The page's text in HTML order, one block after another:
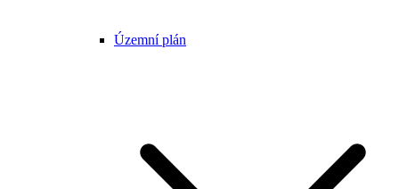
Územní plán